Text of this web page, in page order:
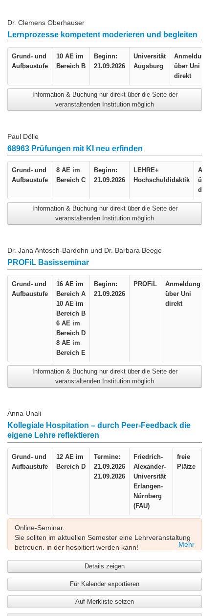
Dr. Clemens Oberhauser
Lernprozesse kompetent moderieren und begleiten
Grund- und
Aufbaustufe
10 AE im
Bereich B
Beginn:
21.09.2026
Universität
Augsburg
Anmeldung
über Uni
direkt
Information & Buchung nur direkt über die Seite der
veranstaltenden Institution möglich
Paul Dölle
68963 Prüfungen mit KI neu erfinden
Grund- und
Aufbaustufe
8 AE im
Bereich C
Beginn:
21.09.2026
LEHRE+
Hochschuldidaktik
über
direkt
Information & Buchung nur direkt über die Seite der
veranstaltenden Institution möglich
Dr. Jana Antosch-Bardohn und Dr. Barbara Beege
PROFiL Basisseminar
Grund- und
Aufbaustufe
16 AE im
Bereich A
10 AE im
Bereich B
6 AE im
Bereich D
8 AE im
Bereich E
Beginn:
21.09.2026
PROFiL
Anmeldung
über Uni
direkt
Information & Buchung nur direkt über die Seite der
veranstaltenden Institution möglich
Anna Unali
Kollegiale Hospitation – durch Peer-Feedback die
eigene Lehre reflektieren
Grund- und
Aufbaustufe
12 AE im
Bereich D
Termine:
21.09.2026
21.09.2026
Friedrich-
Alexander-
Universität
Erlangen-
Nürnberg
(FAU)
freie
Plätze
Online-Seminar.
Sie sollten im aktuellen Semester eine Lehrveranstaltung
betreuen, in der hospitiert werden kann!
den Besuch des "Grundkurs
Hochschuldidaktik" oder des Seminars "Grundlagen der
Hochschuldidaktik" oder eines ähnlichen Formats.
Mehr
Details zeigen
Für Kalender exportieren
Auf Merkliste setzen